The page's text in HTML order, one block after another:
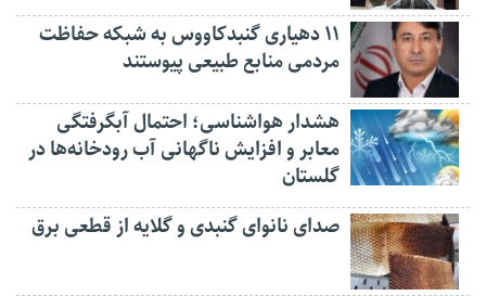
۱۱ دهیاری گنبدکاووس به شبکه حفاظت
مردمی منابع طبیعی پیوستند
هشدار هواشناسی؛ احتمال آبگرفتگی
معابر و افزایش ناگهانی آب رودخانه‌ها در
گلستان
صدای نانوای گنبدی و گلایه از قطعی برق